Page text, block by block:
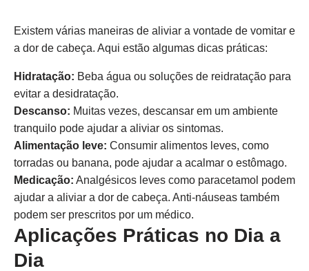
Existem várias maneiras de aliviar a vontade de vomitar e
a dor de cabeça. Aqui estão algumas dicas práticas:
Hidratação: Beba água ou soluções de reidratação para
evitar a desidratação.
Descanso: Muitas vezes, descansar em um ambiente
tranquilo pode ajudar a aliviar os sintomas.
Alimentação leve: Consumir alimentos leves, como
torradas ou banana, pode ajudar a acalmar o estômago.
Medicação: Analgésicos leves como paracetamol podem
ajudar a aliviar a dor de cabeça. Anti-náuseas também
podem ser prescritos por um médico.
Aplicações Práticas no Dia a
Dia